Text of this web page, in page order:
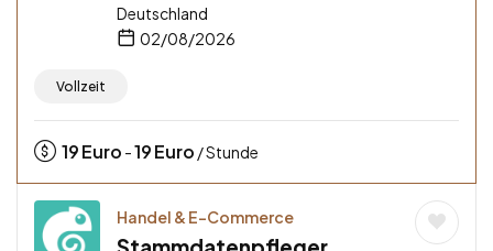
Deutschland
02/08/2026
Vollzeit
19Euro -19Euro / Stunde
Handel & E-Commerce